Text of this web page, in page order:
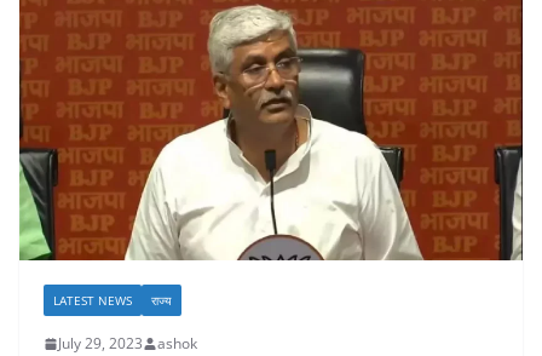
LATEST NEWS राज्य
July 29, 2023 ashok